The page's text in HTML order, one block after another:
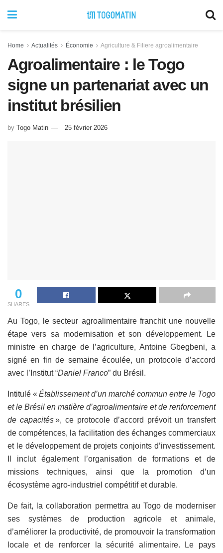
Home Actualités Économie Agriculture & Filiere agroalimentaire
Agroalimentaire : le Togo
signe un partenariat avec un
institut brésilien
by Togo Matin 25 février 2026
0
SHARES
Au Togo, le secteur agroalimentaire franchit une nouvelle
étape vers sa modernisation et son développement. Le
ministre en charge de l’agriculture, Antoine Gbegbeni, a
signé en fin de semaine écoulée, un protocole d’accord
avec l’Institut “Daniel Franco” du Brésil.
Intitulé « Établissement d’un marché commun entre le Togo
et le Brésil en matière d’agroalimentaire et de renforcement
de capacités», ce protocole d’accord prévoit un transfert
de compétences, la facilitation des échanges commerciaux
et le développement de projets conjoints d’investissement.
Il inclut également l’organisation de formations et de
missions techniques, ainsi que la promotion d’un
écosystème agro-industriel compétitif et durable.
De fait, la collaboration permettra au Togo de moderniser
ses systèmes de production agricole et animale,
d’améliorer la productivité, de promouvoir la transformation
locale et de renforcer la sécurité alimentaire. Le pays